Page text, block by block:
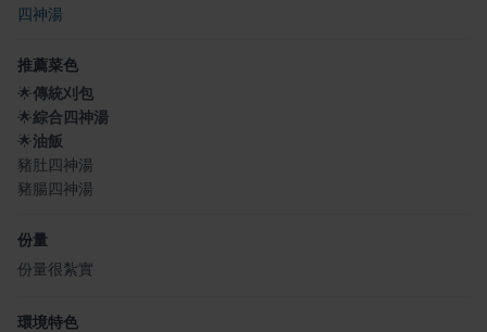
四神湯
推薦菜色
🌟傳統刈包
🌟綜合四神湯
🌟油飯
豬肚四神湯
豬腸四神湯
份量
份量很紮實
環境特色